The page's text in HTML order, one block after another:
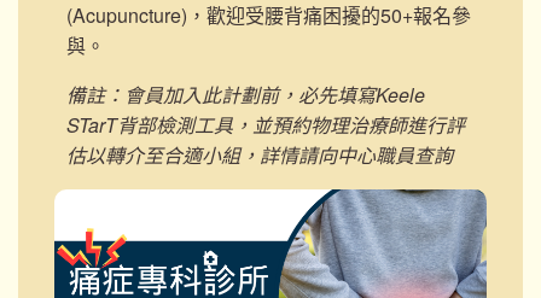
(Acupuncture)，歡迎受腰背痛困擾的50+報名參
與。
備註： 會員加入此計劃前，必先填寫Keele
STarT背部檢測工具，並預約物理治療師進行評
估以轉介至合適小組，詳情請向中心職員查詢